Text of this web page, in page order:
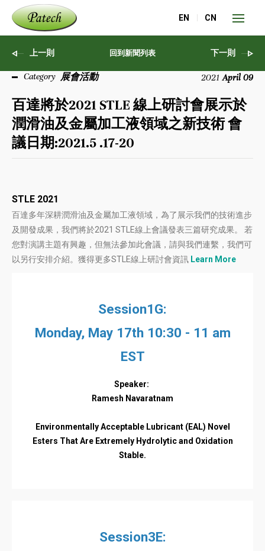
EN CN
上一則 回到新聞列表 下一則
展會活動 2021 April 09
百達將於2021 STLE 線上研討會展示於
潤滑油及金屬加工液領域之新技術 會
議日期:2021.5 .17-20
STLE 2021
百達多年深耕潤滑油及金屬加工液領域，為了展示我們的技術進步
及開發成果，我們將於2021 STLE線上會議發表三篇研究成果。 若
您對演講主題有興趣，但無法參加此會議，請與我們連繫，我們可
以另行安排介紹。獲得更多STLE線上研討會資訊 Learn More
Session1G:
Monday, May 17th 10:30 - 11 am
EST
Speaker:
Ramesh Navaratnam
Environmentally Acceptable Lubricant (EAL) Novel
Esters That Are Extremely Hydrolytic and Oxidation
Stable.
Session3E: